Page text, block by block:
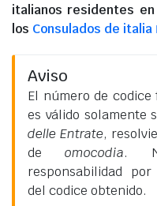
italianos residentes
los Consulados de italia
Aviso
El número de
es válido
delle Entrate,
deomocodia.
responsabilidad
del codice obtenido.